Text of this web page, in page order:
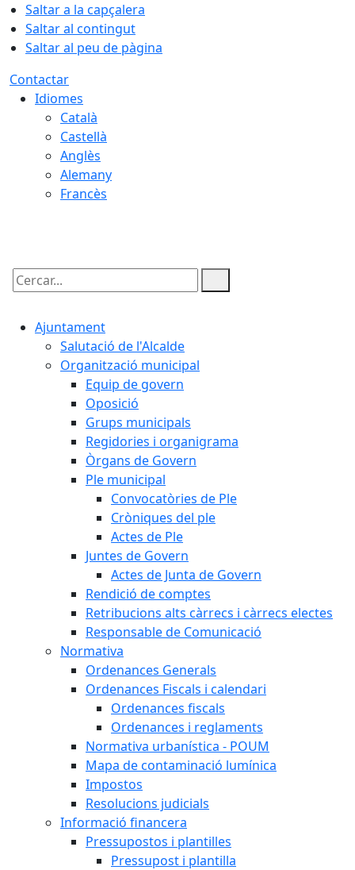
Saltar a la capçalera
Saltar al contingut
Saltar al peu de pàgina
Contactar
Idiomes
Català
Castellà
Anglès
Alemany
Francès
Cercar:
Ajuntament
Salutació de l'Alcalde
Organització municipal
Equip de govern
Oposició
Grups municipals
Regidories i organigrama
Òrgans de Govern
Ple municipal
Convocatòries de Ple
Cròniques del ple
Actes de Ple
Juntes de Govern
Actes de Junta de Govern
Rendició de comptes
Retribucions alts càrrecs i càrrecs electes
Responsable de Comunicació
Normativa
Ordenances Generals
Ordenances Fiscals i calendari
Ordenances fiscals
Ordenances i reglaments
Normativa urbanística - POUM
Mapa de contaminació lumínica
Impostos
Resolucions judicials
Informació financera
Pressupostos i plantilles
Pressupost i plantilla